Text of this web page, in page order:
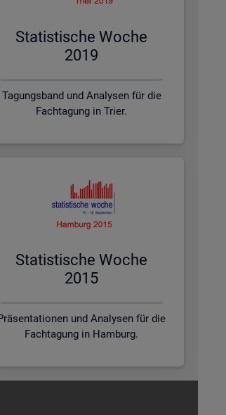
Sta­tis­ti­sche Woche
2019
Tagungsband und Analysen für die
Fachtagung in Trier.
Sta­tis­ti­sche Woche
2015
und Analysen für die
Fachtagung in Hamburg.